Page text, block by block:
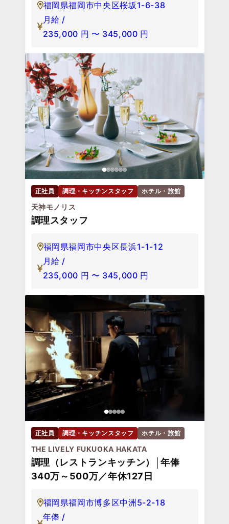
福岡県福岡市中央区桜坂1-6-38
月給 /
235,000 円 〜 345,000 円
正社員 調理・キッチンスタッフ ホテル・旅館
天神モノリス
調理スタッフ
福岡県福岡市中央区長浜1-1-12
月給 /
235,000 円 〜 345,000 円
正社員 調理・キッチンスタッフ ホテル・旅館
THE LIVELY FUKUOKA HAKATA
調理（レストランキッチン）│年俸
340万～500万／年休127日
福岡県福岡市博多区中洲5-2-18
年俸 /